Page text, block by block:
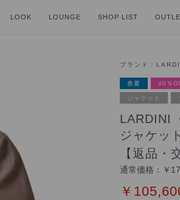
LOOK LOUNGE SHOP LIST
ブランド：
春夏 40％
ジャケット
LARDINI
ジャケット
【返品・
通常価格： ￥
￥